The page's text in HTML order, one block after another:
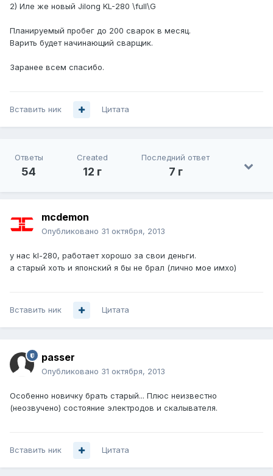
2) Иле же новый Jilong KL-280 \full\G
Планируемый пробег до 200 сварок в месяц.
Варить будет начинающий сварщик.
Заранее всем спасибо.
Вставить ник Цитата
Ответы
54
Created
12 г
Последний ответ
7 г
mcdemon
Опубликовано 31 октября, 2013
у нас kl-280, работает хорошо за свои деньги.
а старый хоть и японский я бы не брал (лично мое имхо)
Вставить ник Цитата
passer
Опубликовано 31 октября, 2013
Особенно новичку брать старый... Плюс неизвестно
(неозвучено) состояние электродов и скалывателя.
Вставить ник Цитата